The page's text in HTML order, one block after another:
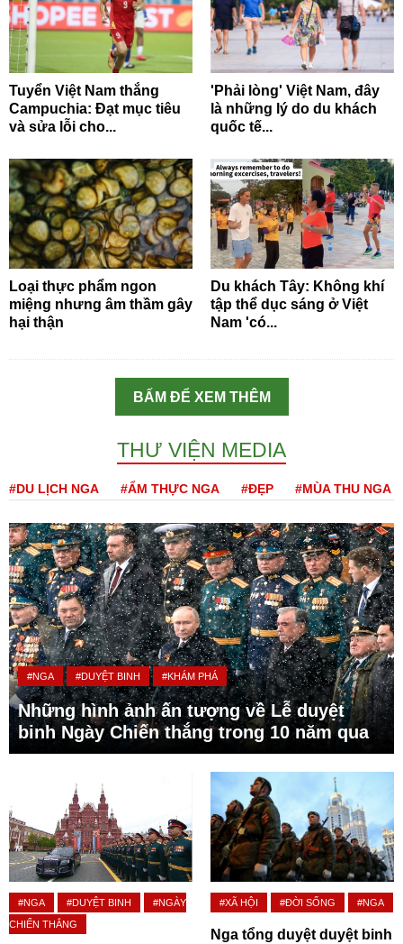
Tuyển Việt Nam thắng
Campuchia: Đạt mục tiêu
và sửa lỗi cho...
'Phải lòng' Việt Nam, đây
là những lý do du khách
quốc tế...
Loại thực phẩm ngon
miệng nhưng âm thầm gây
hại thận
Du khách Tây: Không khí
tập thể dục sáng ở Việt
Nam 'có...
BẤM ĐỂ XEM THÊM
THƯ VIỆN MEDIA
#DU LỊCH NGA #ẨM THỰC NGA #ĐẸP #MÙA THU NGA
#NGA #DUYỆT BINH #KHÁM PHÁ
Những hình ảnh ấn tượng về Lễ duyệt
binh Ngày Chiến thắng trong 10 năm qua
#NGA #DUYỆT BINH
#NGÀY
CHIẾN THẮNG
#XÃ HỘI #ĐỜI SỐNG #NGA
Nga tổng duyệt duyệt binh